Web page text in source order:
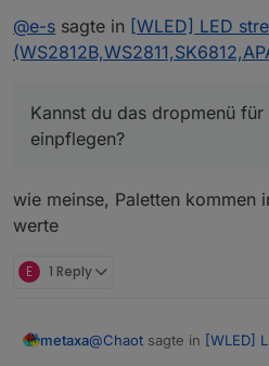
@e-s sagte in [WLED] LED
Kannst du das dropmenü
einpflegen?
wie meinse, Paletten kommen
werte
E 1 Reply
metaxa@Chaot sagte in [WLED]